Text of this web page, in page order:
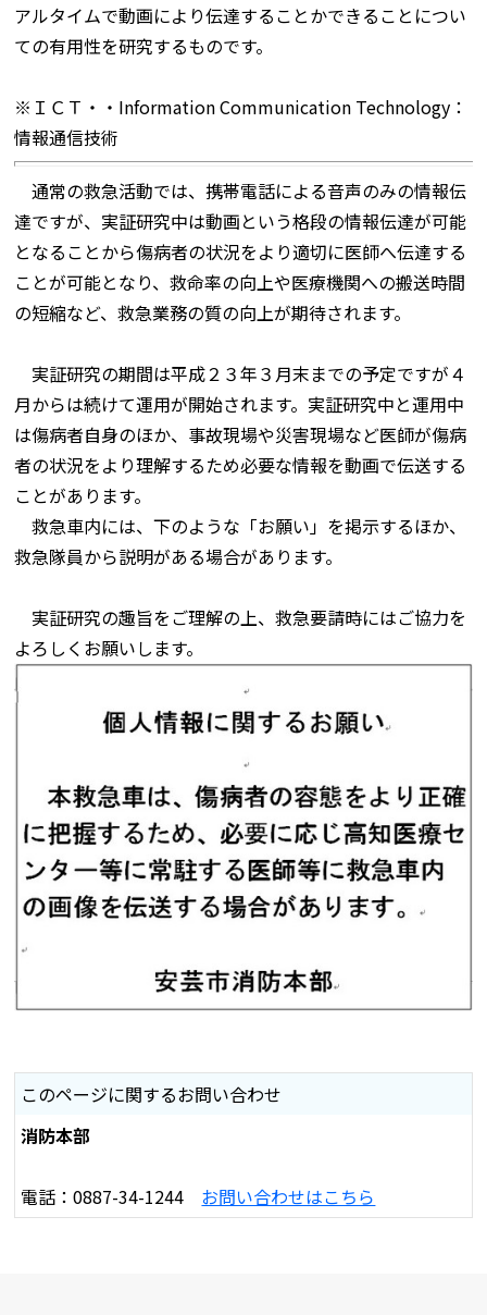
アルタイムで動画により伝達することかできることについ
ての有用性を研究するものです。
※ＩＣＴ・・Information Communication Technology：
情報通信技術
通常の救急活動では、携帯電話による音声のみの情報伝
達ですが、実証研究中は動画という格段の情報伝達が可能
となることから傷病者の状況をより適切に医師へ伝達する
ことが可能となり、救命率の向上や医療機関への搬送時間
の短縮など、救急業務の質の向上が期待されます。
実証研究の期間は平成２３年３月末までの予定ですが４
月からは続けて運用が開始されます。実証研究中と運用中
は傷病者自身のほか、事故現場や災害現場など医師が傷病
者の状況をより理解するため必要な情報を動画で伝送する
ことがあります。
救急車内には、下のような「お願い」を掲示するほか、
救急隊員から説明がある場合があります。
実証研究の趣旨をご理解の上、救急要請時にはご協力を
よろしくお願いします。
このページに関するお問い合わせ
消防本部
電話：0887-34-1244 お問い合わせはこちら